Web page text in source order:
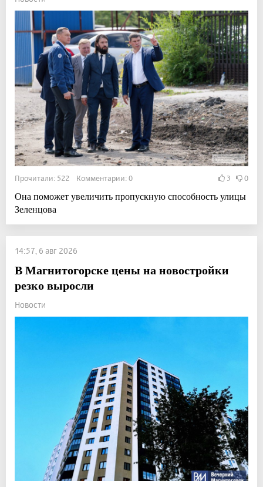
Прочитали: 522 Комментарии: 0 3 0
Она поможет увеличить пропускную способность улицы
Зеленцова
14:57, 6 авг 2026
В Магнитогорске цены на новостройки
резко выросли
Новости